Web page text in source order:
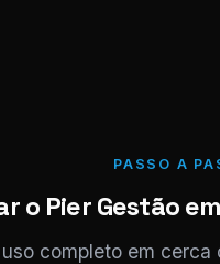
PASSO A
o Pier Gestão
completo em